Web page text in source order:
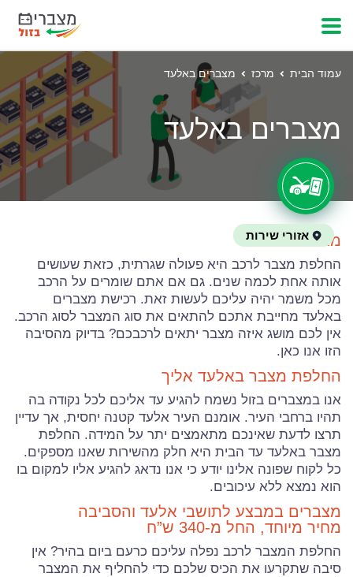
עמוד הבית מרכז מצברים באלעד
מצברים באלעד
מצברים באלעד
החלפת מצבר לרכב היא פעולה שגרתית, כזאת שעושים
אותה אחת לכמה שנים. גם אם אתם שומרים על הרכב
מכל משמר יהיה עליכם לעשות זאת. רכישת מצברים
באלעד מחייבת אתכם להתאים את סוג המצבר לסוג הרכב.
אין לכם מושג איזה מצבר יתאים לרכבכם? בדיוק מהסיבה
הזו אנו כאן.
החלפת מצבר באלעד אליך
אנו במצברים בזול נשמח להגיע עד אליכם לכל נקודה בה
תהיו ברחבי העיר. אומנם העיר אלעד קטנה יחסית, אך עדיין
תרצו לדעת שאינכם מתאמצים יתר על המידה. החלפת
מצבר באלעד עד הבית היא חלק מהשירות שאנו מספקים.
כל לקוח שפונה אלינו יודע כי אנו נדאג להגיע אליו למקום בו
הוא נמצא ללא עיכובים.
מצברים במבצע לתושבי אלעד והסביבה
מחיר מיוחד, החל מ-340 ש”ח
החלפת המצבר לרכב נפלה עליכם כרעם ביום בהיר? אין
סיבה שתקרעו את הכיס שלכם כדי להחליף את המצבר
אזורי שירות